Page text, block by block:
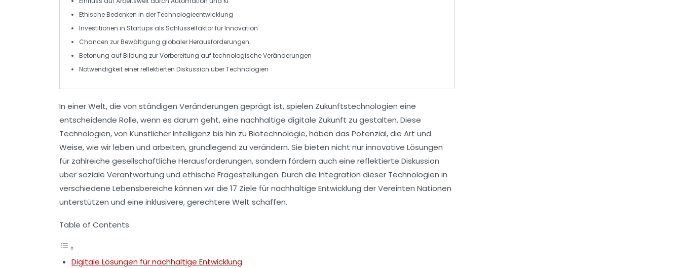
Ethische Bedenken in derTechnologieentwicklung
Investitionen in Startups als Schlüsselfaktor für Innovation
Chancen zur Bewältigung globalerHerausforderungen
Betonung aufBildung zur Vorbereitung auf technologische Veränderungen
Notwendigkeit einerreflektierten Diskussion über Technologien
In einer Welt, die von ständigen Veränderungen geprägt ist, spielen Zukunftstechnologien eine
entscheidende Rolle, wenn es darum geht, eine nachhaltige digitale Zukunft zu gestalten. Diese
Technologien, von Künstlicher Intelligenz bis hin zu Biotechnologie, haben das Potenzial, die Art und
Weise, wie wir leben und arbeiten, grundlegend zu verändern. Sie bieten nicht nur innovative Lösungen
für zahlreiche gesellschaftliche Herausforderungen, sondern fördern auch eine reflektierte Diskussion
übersoziale Verantwortung und ethische Fragestellungen. Durch die Integration dieser Technologien in
verschiedene Lebensbereiche können wir die 17 Ziele für nachhaltige Entwicklung der Vereinten Nationen
unterstützen und eine inklusivere, gerechtere Welt schaffen.
Table of Contents
Digitale Lösungen für nachhaltige Entwicklung